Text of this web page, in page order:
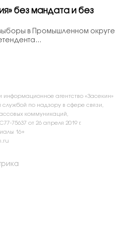
без мандата и без
в Промышленном округе
агентство «Засекин»
по надзору в сфере связи,
коммуникаций,
75637 от 26 апреля 2019 г.
16+